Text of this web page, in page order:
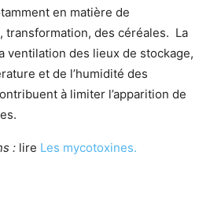
en matière de
transformation, des céréales. La
ventilation des lieux de stockage,
et de l’humidité des
à limiter l’apparition de
: lire Les mycotoxines.